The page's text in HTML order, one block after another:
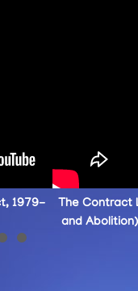
Act, 1979-Online